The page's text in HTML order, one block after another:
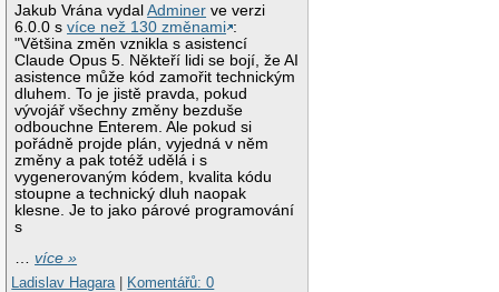
Jakub Vrána vydalAdminer ve verzi
6.0.0 svíce než 130 změnami :
"Většina změn vznikla s asistencí
Claude Opus 5. Někteří lidi se bojí, že AI
asistence může kód zamořit technickým
dluhem. To je jistě pravda, pokud
vývojář všechny změny bezduše
odbouchne Enterem. Ale pokud si
pořádně projde plán, vyjedná v něm
změny a pak totéž udělá i s
vygenerovaným kódem, kvalita kódu
stoupne a technický dluh naopak
klesne. Je to jako párové programování
s
…více »
Ladislav Hagara
Komentářů: 0